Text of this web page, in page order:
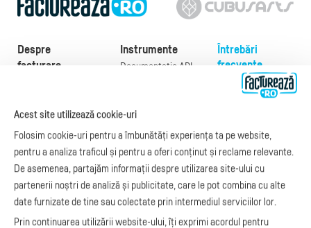
Despre
facturare
Exemple de facturi
Model factură
Manual de
facturare
Legislaţie facturi
Facturare online
blog.factureaza.ro
Instrumente
Documentație API
e-Factura B2C
API e-Factura
e-Transport
Integrare Stripe
Integrare
SmartFintech
Integrare PrestaShop
Întrebări
frecvente
Despre noi
Acest site utilizează cookie-uri
Folosim cookie-uri pentru a îmbunătăți experiența ta pe website,
pentru a analiza traficul și pentru a oferi conținut și reclame relevante.
De asemenea, partajăm informații despre utilizarea site-ului cu
partenerii noștri de analiză și publicitate, care le pot combina cu alte
date furnizate de tine sau colectate prin intermediul serviciilor lor.
Prin continuarea utilizării website-ului, îți exprimi acordul pentru